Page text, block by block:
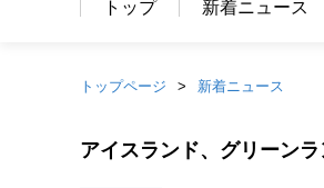
トップ 新着ニュース
トップページ 新着ニュース
アイスランド、グリーン